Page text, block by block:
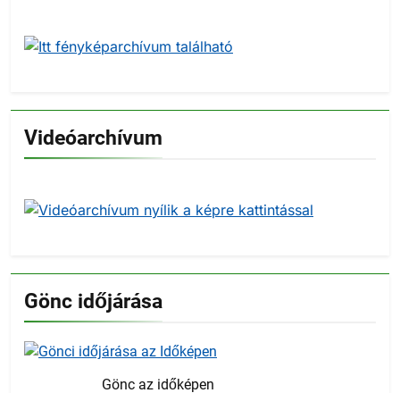
Videóarchívum
Gönc időjárása
Gönc az időképen